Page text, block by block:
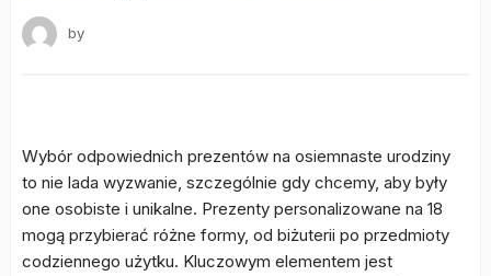
by
Wybór odpowiednich prezentów na osiemnaste urodziny
to nie lada wyzwanie, szczególnie gdy chcemy, aby były
one osobiste i unikalne. Prezenty personalizowane na 18
mogą przybierać różne formy, od biżuterii po przedmioty
codziennego użytku. Kluczowym elementem jest